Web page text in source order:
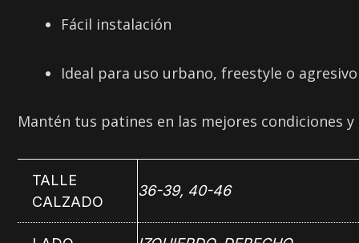
Fácil instalación
Ideal para uso urbano, freestyle o agresivo
Mantén tus patines en las mejores condiciones
TALLE
CALZADO
36-39, 40-46